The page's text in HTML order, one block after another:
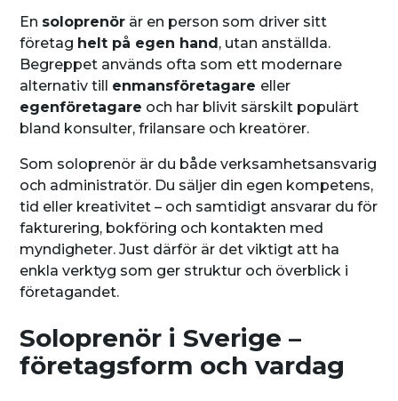
En soloprenör är en person som driver sitt
företag helt på egen hand , utan anställda.
Begreppet används ofta som ett modernare
alternativ till enmansföretagare eller
egenföretagare och har blivit särskilt populärt
bland konsulter, frilansare och kreatörer.
Som soloprenör är du både verksamhetsansvarig
och administratör. Du säljer din egen kompetens,
tid eller kreativitet – och samtidigt ansvarar du för
fakturering, bokföring och kontakten med
myndigheter. Just därför är det viktigt att ha
enkla verktyg som ger struktur och överblick i
företagandet.
Soloprenör i Sverige –
företagsform och vardag